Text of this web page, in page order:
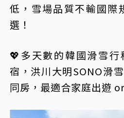
低，雪場品質不輸國際
選！
💖多天數的韓國滑雪
宿，洪川大明SONO滑
同房，最適合家庭出遊